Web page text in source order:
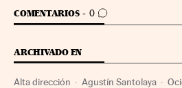
COMENTARIOS 0
IR A LOS COMENTARIOS
ARCHIVADO EN
Alta dirección Agustín Santolaya